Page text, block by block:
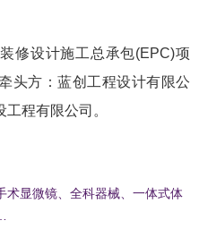
修设计施工总承包(EPC)项
头方：蓝创工程设计有限公
程有限公司。
术显微镜、全科器械、一体式体